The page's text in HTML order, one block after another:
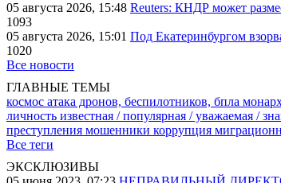
05 августа 2026, 15:48 Reuters: КНДР может
1093
05 августа 2026, 15:01 Под Екатеринбургом
1020
Все новости
ГЛАВНЫЕ ТЕМЫ
космос атака дронов, беспилотников, бпла
личность известная / популярная / уважаемая /
преступления мошенники коррупция
Все теги
ЭКСКЛЮЗИВЫ